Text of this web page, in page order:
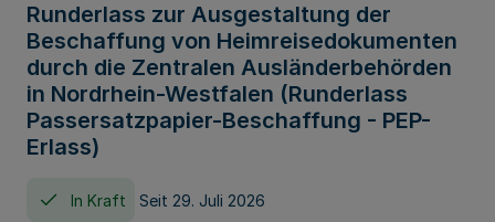
Runderlass zur Ausgestaltung der
Beschaffung von Heimreisedokumenten
durch die Zentralen Ausländerbehörden
in Nordrhein-Westfalen (Runderlass
Passersatzpapier-Beschaffung - PEP-
Erlass)
In Kraft Seit 29. Juli 2026